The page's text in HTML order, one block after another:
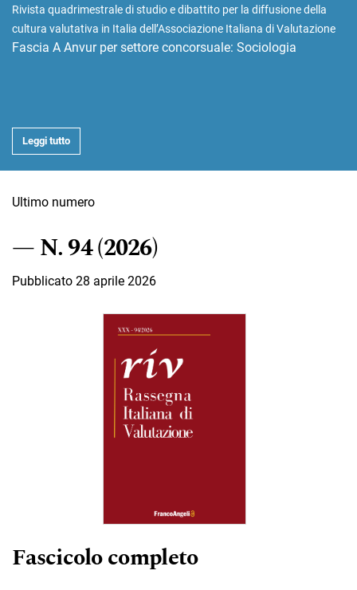
Rivista quadrimestrale di studio e dibattito per la diffusione della
cultura valutativa in Italia dell’Associazione Italiana di Valutazione
Fascia A Anvur per settore concorsuale: Sociologia
Leggi tutto
Ultimo numero
N. 94 (2026)
Pubblicato 28 aprile 2026
Fascicolo completo